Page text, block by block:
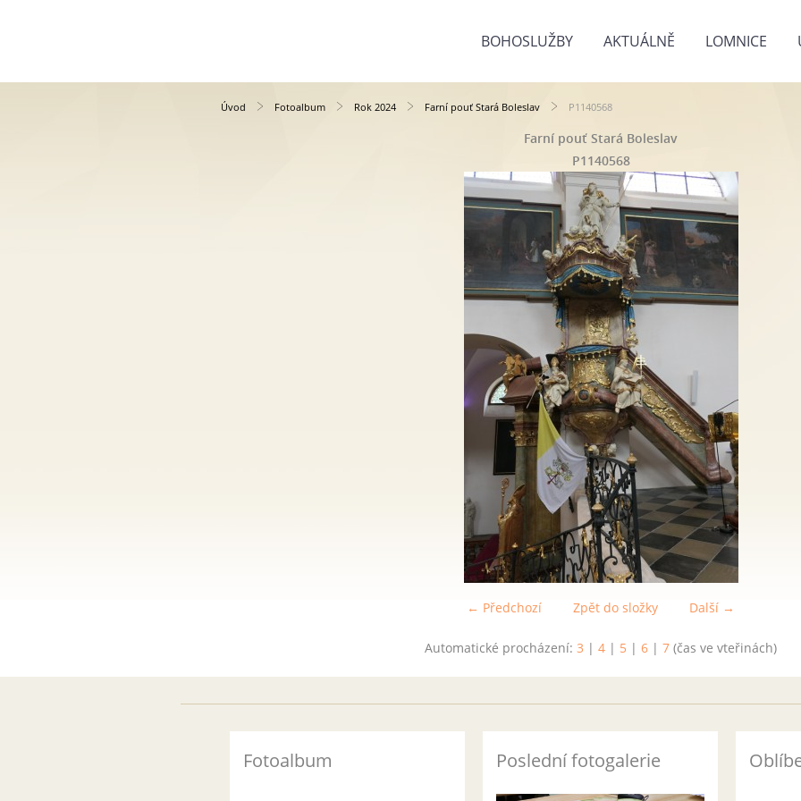
BOHOSLUŽBY AKTUÁLNĚ LOMNICE
Úvod Fotoalbum Rok 2024 Farní pouť Stará Boleslav P1140568
Farní pouť Stará Boleslav
P1140568
← Předchozí Další →
Zpět do složky
Automatické procházení: 3 | 4 | 5 | 6 | 7 (čas ve vteřinách)
Fotoalbum Poslední fotogalerie